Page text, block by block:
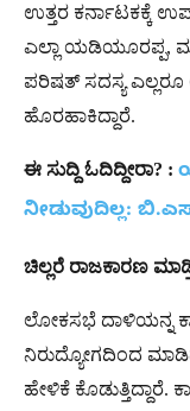
ಉತ್ತರ ಕರ್ನಾಟಕಕ್ಕೆ
ಎಲ್ಲಾ ಯಡಿಯೂರಪ್ಪ,
ಪರಿಷತ್ ಸದಸ್ಯ
ಹೊರಹಾಕಿದ್ದಾರೆ.
ಈ ಸುದ್ದಿ ಓದಿದ್ದೀರಾ? :
ನೀಡುವುದಿಲ್ಲ:
ಚಿಲ್ಲರೆ ರಾಜಕಾರಣ
ಲೋಕಸಭೆ ದಾಳಿಯನ್ನ
ನಿರುದ್ಯೋಗದಿಂದ
ಹೇಳಿಕೆ ಕೊಡುತ್ತಿದ್ದಾರೆ.